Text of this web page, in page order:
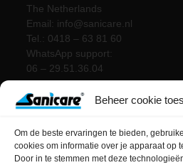
Beheer cookie
Om de beste ervaringen te bieden,
cookies om informatie over je apparaat op
Door in te stemmen met deze
The Netherlands
Email: info@sanicare.nl
Tel.: 0418 – 63 81 60
WhatsApp support:
06 – 29.51.36.04